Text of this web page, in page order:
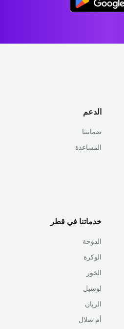
الدعم
ضمانتنا
المساعدة
خدماتنا في قطر
الدوحة
الوكرة
الخور
لوسيل
الريان
أم صلال